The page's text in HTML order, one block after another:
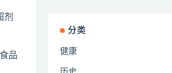
剂
品
分类
健康